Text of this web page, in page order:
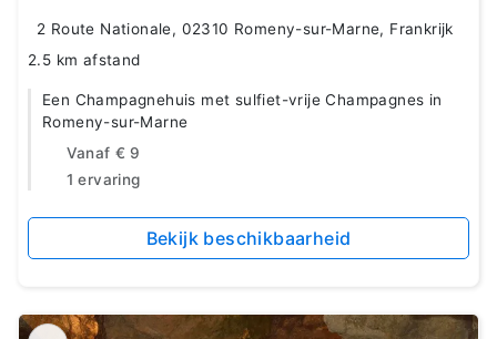
2 Route Nationale, 02310 Romeny-sur-Marne, Frankrijk
2.5 km afstand
Een Champagnehuis met sulfiet-vrije Champagnes in
Romeny-sur-Marne
Vanaf € 9
1 ervaring
Bekijk beschikbaarheid